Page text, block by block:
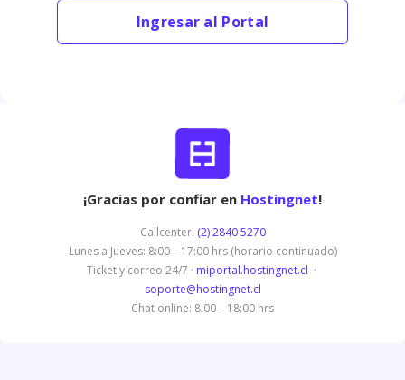
Ingresar al Portal
¡Gracias por confiar en Hostingnet!
Callcenter: (2) 2840 5270
Lunes a Jueves: 8:00 – 17:00 hrs (horario continuado)
Ticket y correo 24/7 · miportal.hostingnet.cl ·
soporte@hostingnet.cl
Chat online: 8:00 – 18:00 hrs